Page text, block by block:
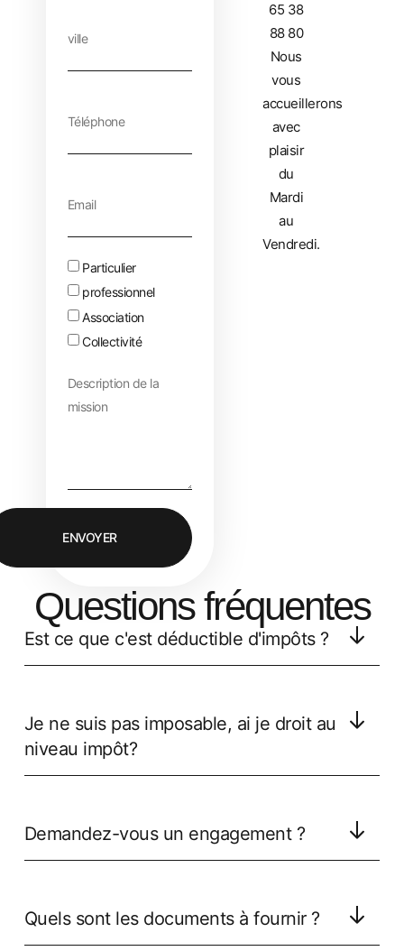
Particulier
professionnel
Association
Collectivité
ENVOYER
65 38
88 80
Nous
vous
accueillerons
avec
plaisir
du
Mardi
au
Vendredi.
Questions fréquentes
Est ce que c'est déductible d'impôts ?
Je ne suis pas imposable, ai je droit au
niveau impôt?
Demandez-vous un engagement ?
Quels sont les documents à fournir ?